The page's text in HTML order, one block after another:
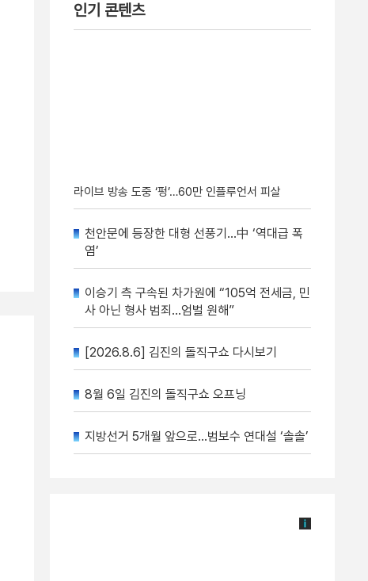
인기 콘텐츠
라이브 방송 도중 ‘펑’…60만 인플루언서 피살
천안문에 등장한 대형 선풍기…中 ‘역대급 폭
염’
이승기 측 구속된 차가원에 “105억 전세금, 민
사 아닌 형사 범죄…엄벌 원해”
[2026.8.6] 김진의 돌직구쇼 다시보기
8월 6일 김진의 돌직구쇼 오프닝
지방선거 5개월 앞으로…범보수 연대설 ‘솔솔’